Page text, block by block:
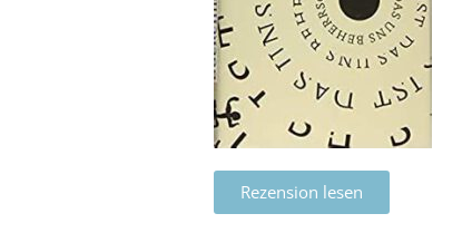
Rezension lesen